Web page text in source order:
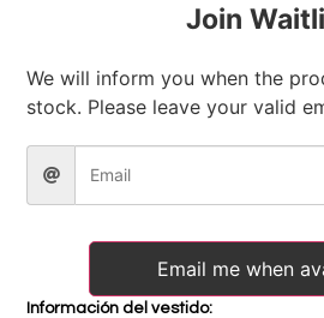
Join
We will inform you when the
stock. Please leave your valid
Email me when
Información del vestido: